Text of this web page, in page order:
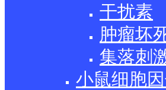
干扰素
肿瘤坏
集落刺
小鼠细胞